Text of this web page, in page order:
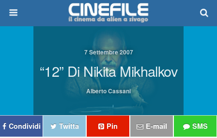
7 Settembre 2007
“12” Di Nikita Mikhalkov
Alberto Cassani
Condividi Twitta Pin E-mail SMS